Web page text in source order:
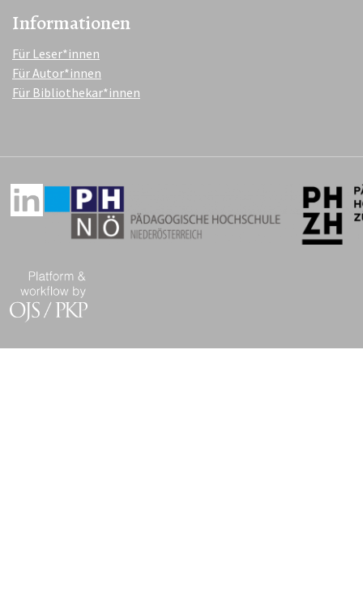
Informationen
Für Leser*innen
Für Autor*innen
Für Bibliothekar*innen